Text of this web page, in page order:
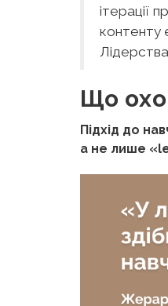
ітерації
контенту
Що
Підхід до
а не лише «